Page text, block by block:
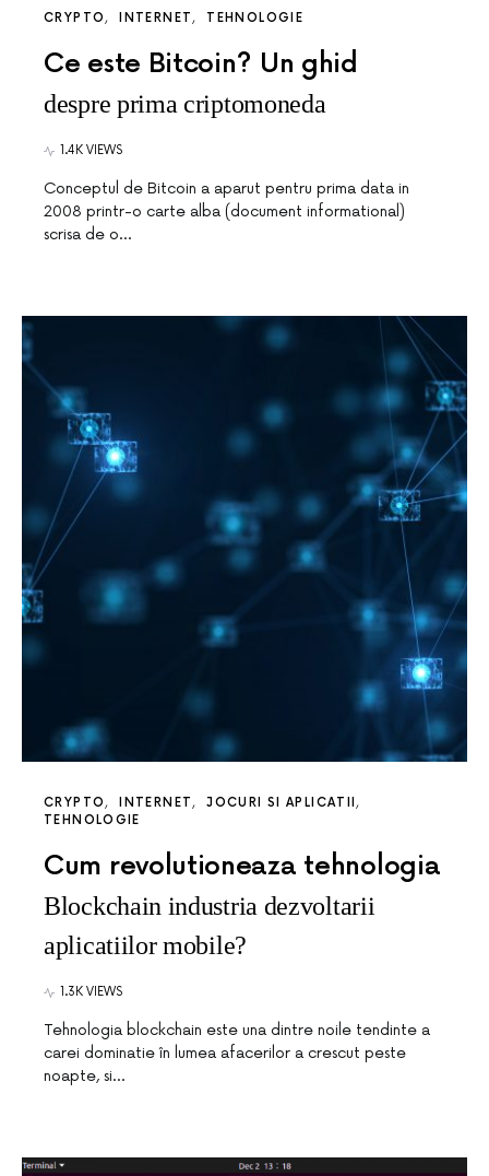
CRYPTO INTERNET TEHNOLOGIE
Ce este Bitcoin? Un ghid
despre prima criptomoneda
1.4K VIEWS
Conceptul de Bitcoin a aparut pentru prima data in
2008 printr-o carte alba (document informational)
scrisa de o…
CRYPTO INTERNET
JOCURI SI APLICATII
TEHNOLOGIE
Cum revolutioneaza tehnologia
Blockchain industria dezvoltarii
aplicatiilor mobile?
1.3K VIEWS
Tehnologia blockchain este una dintre noile tendinte a
carei dominatie în lumea afacerilor a crescut peste
noapte, si…